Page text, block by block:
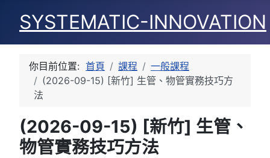
SYSTEMATIC-INNOVATION
你目前位置: 首頁 課程
一般課程
(2026-09-15) [新竹] 生管、物管實務技巧方
法
(2026-09-15) [新竹] 生管、
物管實務技巧方法